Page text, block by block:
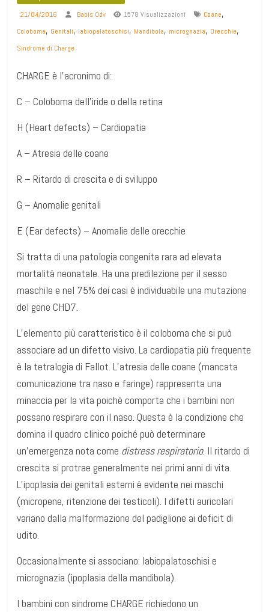
21/04/2016
Babis Odv 1578 Visualizzazioni Coane,
Coloboma, Genitali, labiopalatoschisi, Mandibola, micrognazia, Orecchie,
Sindrome di Charge
CHARGE è l’acronimo di:
C – Coloboma dell’iride o della retina
H (Heart defects) – Cardiopatia
A – Atresia delle coane
R – Ritardo di crescita e di sviluppo
G – Anomalie genitali
E (Ear defects) – Anomalie delle orecchie
Si tratta di una patologia congenita rara ad elevata
mortalità neonatale. Ha una predilezione per il sesso
maschile e nel 75% dei casi è individuabile una mutazione
del gene CHD7.
L’elemento più caratteristico è il coloboma che si può
associare ad un difetto visivo. La cardiopatia più frequente
è la tetralogia di Fallot. L’atresia delle coane (mancata
comunicazione tra naso e faringe) rappresenta una
minaccia per la vita poiché comporta che i bambini non
possano respirare con il naso. Questa è la condizione che
domina il quadro clinico poiché può determinare
un’emergenza nota come distress respiratorio. Il ritardo di
crescita si protrae generalmente nei primi anni di vita.
L’ipoplasia dei genitali esterni è evidente nei maschi
(micropene, ritenzione dei testicoli). I difetti auricolari
variano dalla malformazione del padiglione ai deficit di
udito.
Occasionalmente si associano: labiopalatoschisi e
micrognazia (ipoplasia della mandibola).
I bambini con sindrome CHARGE richiedono un